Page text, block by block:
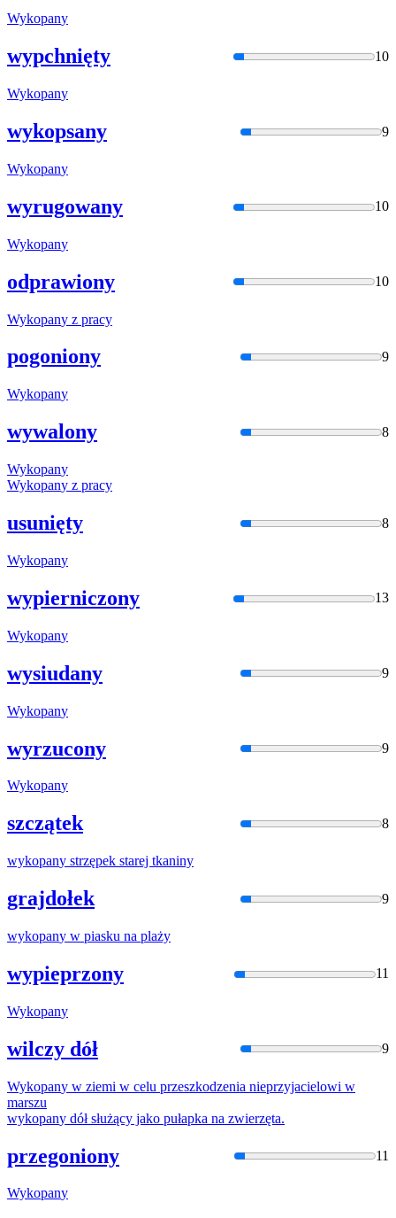
Wykopany
wypchnięty 10
Wykopany
wykopsany 9
Wykopany
wyrugowany 10
Wykopany
odprawiony 10
Wykopany z pracy
pogoniony 9
Wykopany
wywalony 8
Wykopany
Wykopany z pracy
usunięty 8
Wykopany
wypierniczony 13
Wykopany
wysiudany 9
Wykopany
wyrzucony 9
Wykopany
szczątek 8
wykopany strzępek starej tkaniny
grajdołek 9
wykopany w piasku na plaży
wypieprzony 11
Wykopany
wilczy dół 9
Wykopany w ziemi w celu przeszkodzenia nieprzyjacielowi w
marszu
wykopany dół służący jako pułapka na zwierzęta.
przegoniony 11
Wykopany